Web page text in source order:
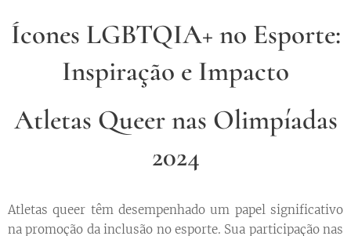
Ícones LGBTQIA+ no Esporte:
Inspiração e Impacto
Atletas Queer nas Olimpíadas
2024
Atletas queer têm desempenhado um papel significativo
na promoção da inclusão no esporte. Sua participação nas